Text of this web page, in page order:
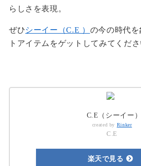
らしさを表現。
ぜひシーイー（C.E ） の今の時代
トアイテムをゲットしてみてくださ
C.E（シーイー）
created by Rinker
C.E
楽天で見る